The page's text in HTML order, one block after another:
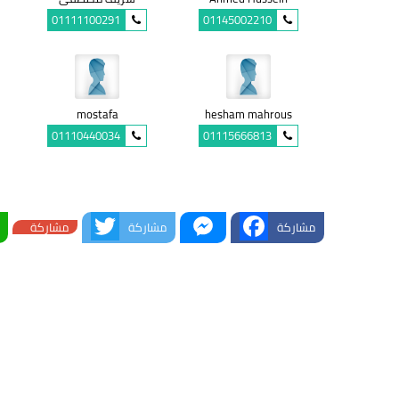
01145002210
01111100291
hesham mahrous
01115666813
mostafa
01110440034
مشاركة Facebook
Messenger
مشاركة Twitterمشاركة